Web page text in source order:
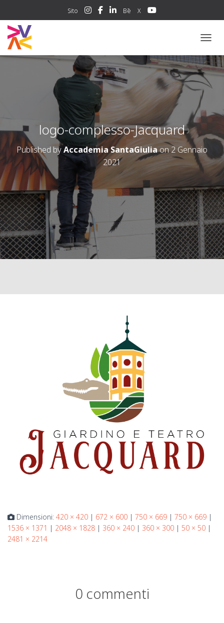
Sito Bē X
logo-complesso-Jacquard
Published byAccademia SantaGiuliaon2 Gennaio
2021
Dimensioni: 420 × 420 | 672 × 600 | 750 × 669 | 750 × 669 |
1536 × 1371 | 2048 × 1828 | 360 × 240 | 360 × 300 | 50 × 50 |
2481 × 2214
0 commenti